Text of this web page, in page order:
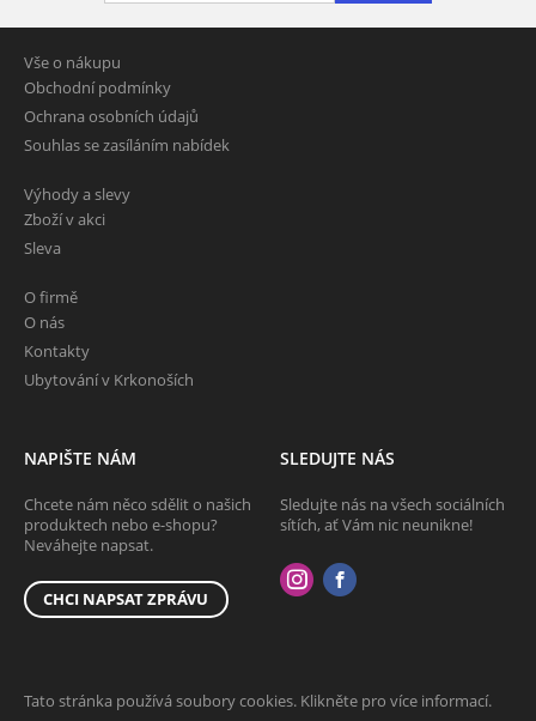
Vše o nákupu
Obchodní podmínky
Ochrana osobních údajů
Souhlas se zasíláním nabídek
Výhody a slevy
Zboží v akci
Sleva
O firmě
O nás
Kontakty
Ubytování v Krkonoších
NAPIŠTE NÁM
Chcete nám něco sdělit o našich
produktech nebo e-shopu?
Neváhejte napsat.
CHCI NAPSAT ZPRÁVU
SLEDUJTE NÁS
Sledujte nás na všech sociálních
sítích, ať Vám nic neunikne!
Tato stránka používá soubory cookies. Klikněte pro více informací.